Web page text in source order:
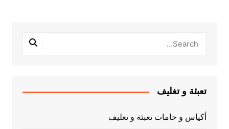
تعبئة و تغليف
أكياس و خامات تعبئة و تغليف